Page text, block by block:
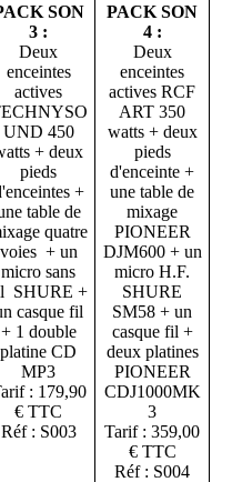
SON
3 :
Deux
enceintes
actives
UND 450
+ deux
pieds
+
table de
quatre
voies + un
micro sans
SHURE +
casque fil
+ 1 double
platine CD
MP3
: 179,90
€ TTC
Réf : S003
PACK SON
4 :
Deux
enceintes
actives RCF
ART 350
watts + deux
pieds
d'enceinte +
une table de
mixage
PIONEER
DJM600 + un
micro H.F.
SHURE
SM58 + un
casque fil +
deux platines
PIONEER
CDJ1000MK
3
Tarif : 359,00
€ TTC
Réf : S004